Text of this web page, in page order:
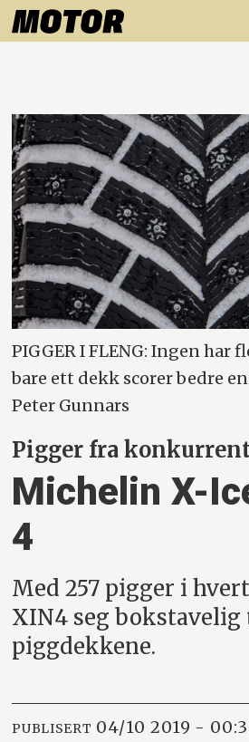
PIGGER I FLENG: Ingen har
bare ett dekk scorer bedre
Peter Gunnars
Pigger fra
Michelin X-
4
Med 257 pigger i
XIN4 seg
piggdekkene.
PUBLISERT 04/10 2019 -